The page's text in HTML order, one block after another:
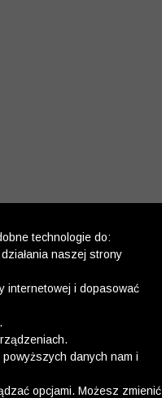
technologie do:
naszej strony
internetowej i dopasować
danych nam i
opcjami. Możesz zmienić